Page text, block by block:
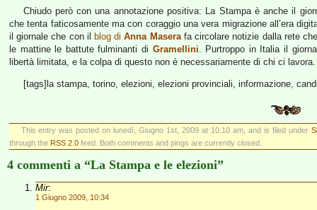
Chiudo però con una annotazione positiva: La Stampa è anche il
che tenta faticosamente ma con coraggio una vera migrazione all’era
il giornale che con il
blog diAnna Maserafa circolare notizie dalla rete
le mattine le battute fulminanti di Gramellini. Purtroppo in Italia il
libertà limitata, e la colpa di questo non è necessariamente di chi ci lavora.
[tags]la stampa, torino, elezioni, elezioni provinciali, informazione,
This entry was posted on lunedì, Giugno 1st, 2009 at 10:10 am, and is filed under
through the RSS 2.0 feed. Both comments and pings are currently closed.
4 commenti a “La Stampa e le elezioni”
Mir:
1 Giugno 2009, 10:34